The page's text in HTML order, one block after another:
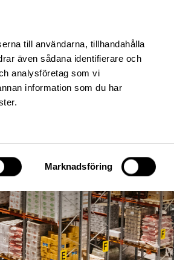
till användarna, tillhandahålla
även sådana identifierare och
analysföretag som vi
information som du har
Marknadsföring